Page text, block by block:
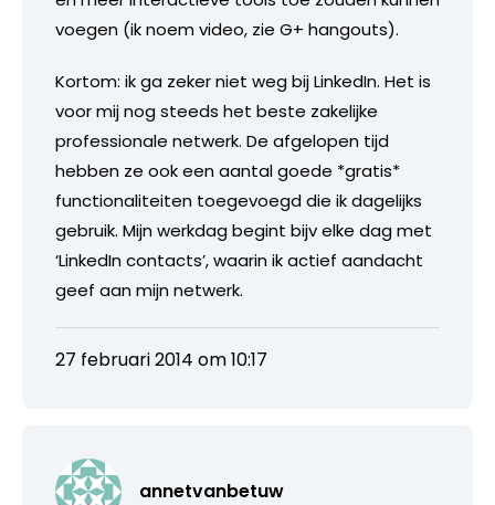
voegen (ik noem video, zie G+ hangouts).
Kortom: ik ga zeker niet weg bij LinkedIn. Het is
voor mij nog steeds het beste zakelijke
professionale netwerk. De afgelopen tijd
hebben ze ook een aantal goede *gratis*
functionaliteiten toegevoegd die ik dagelijks
gebruik. Mijn werkdag begint bijv elke dag met
‘LinkedIn contacts’, waarin ik actief aandacht
geef aan mijn netwerk.
27 februari 2014 om 10:17
annetvanbetuw